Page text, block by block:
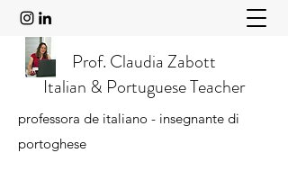
Prof. Claudia Zabott
Italian & Portuguese Teacher
professora de italiano - insegnante di
portoghese